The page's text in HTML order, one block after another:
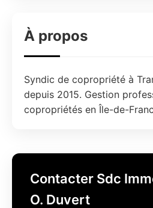
À propos
Syndic de copropriété à
depuis 2015. Gestion
copropriétés en Île-de-
Contacter Sdc
O. Duvert